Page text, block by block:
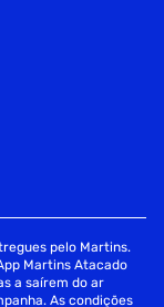
Sim Câmeras
pelo Martins.
Martins Atacado
a saírem do ar
As condições